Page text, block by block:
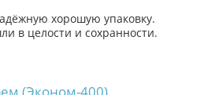
хорошую упаковку.
в целости и сохранности.